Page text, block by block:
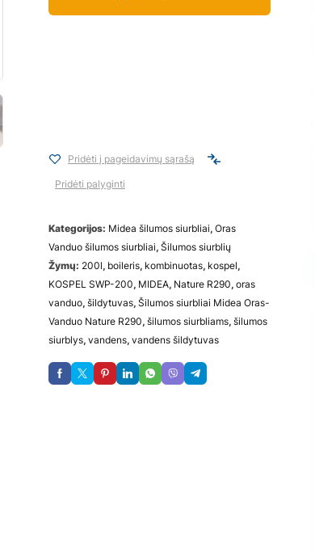
Pridėti į pageidavimų sąrašą
Pridėti palyginti
Kategorijos: Midea šilumos siurbliai, Oras
Vanduo šilumos siurbliai, Šilumos siurblių
Žymų: 200l, boileris, kombinuotas, kospel,
KOSPEL SWP-200, MIDEA, Nature R290, oras
vanduo, šildytuvas, Šilumos siurbliai Midea Oras-
Vanduo Nature R290, šilumos siurbliams, šilumos
siurblys, vandens, vandens šildytuvas